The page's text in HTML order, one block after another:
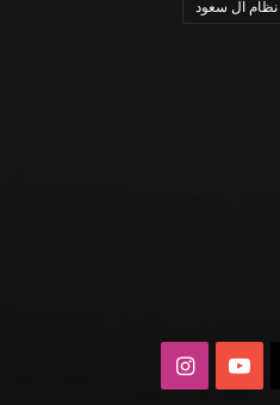
نظام ال سعود
يوتيوبانستقرام